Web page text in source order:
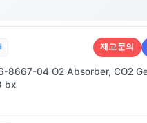
재고문의
8667-04 O2 Absorber, CO2
bx